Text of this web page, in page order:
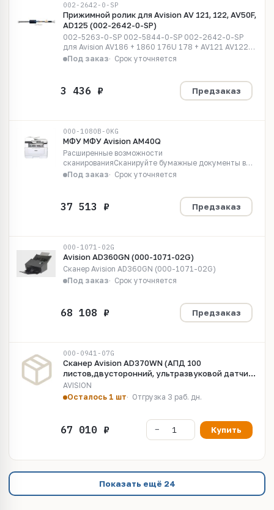
002-2642-0-SP
Прижимной ролик для Avision AV 121, 122, AV50F,
AD125 (002-2642-0-SP)
002-5263-0-SP 002-5844-0-SP 002-2642-0-SP
для Avision AV186 + 1860 176U 178 + AV121 AV122
AD215
Под заказ Срок уточняется
Предзаказ
000-1080B-0KG
МФУ МФУ Avision AM40Q
Расширенные возможности
сканированияСканируйте бумажные документы в
цвете в форматах PDF, JPEG, или TIFF и используйте
Удобная...
Под заказ Срок уточняется
Предзаказ
000-1071-02G
Avision AD360GN (000-1071-02G)
Сканер Avision AD360GN (000-1071-02G)
Под заказ
Срок уточняется
Предзаказ
000-0941-07G
Сканер Avision AD370WN (АПД 100
листов,двусторонний, ультразвуковой датчик,
сетевая карта, wifi, скор. 70/70) LED/CIS
AVISION
Осталось 1 шт
Отгрузка 3 раб. дн.
Купить
Показать ещё 24